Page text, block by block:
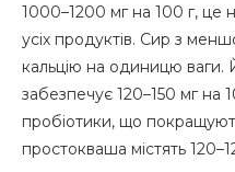
1000–1200 мг на 100 г, це
усіх продуктів. Сир з
кальцію на одиницю ваги.
забезпечує 120–150 мг на
пробіотики, що
простокваша містять